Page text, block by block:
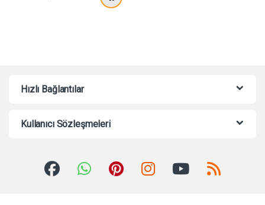
Hızlı Bağlantılar
Kullanıcı Sözleşmeleri